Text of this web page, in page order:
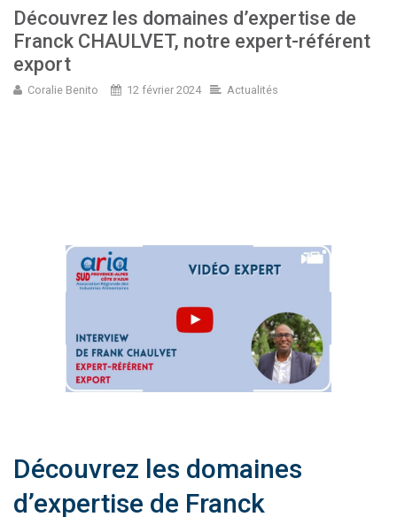
Découvrez les domaines d’expertise de
Franck CHAULVET, notre expert-référent
export
Coralie Benito 12 février 2024 Actualités
Découvrez les domaines
d’expertise de Franck